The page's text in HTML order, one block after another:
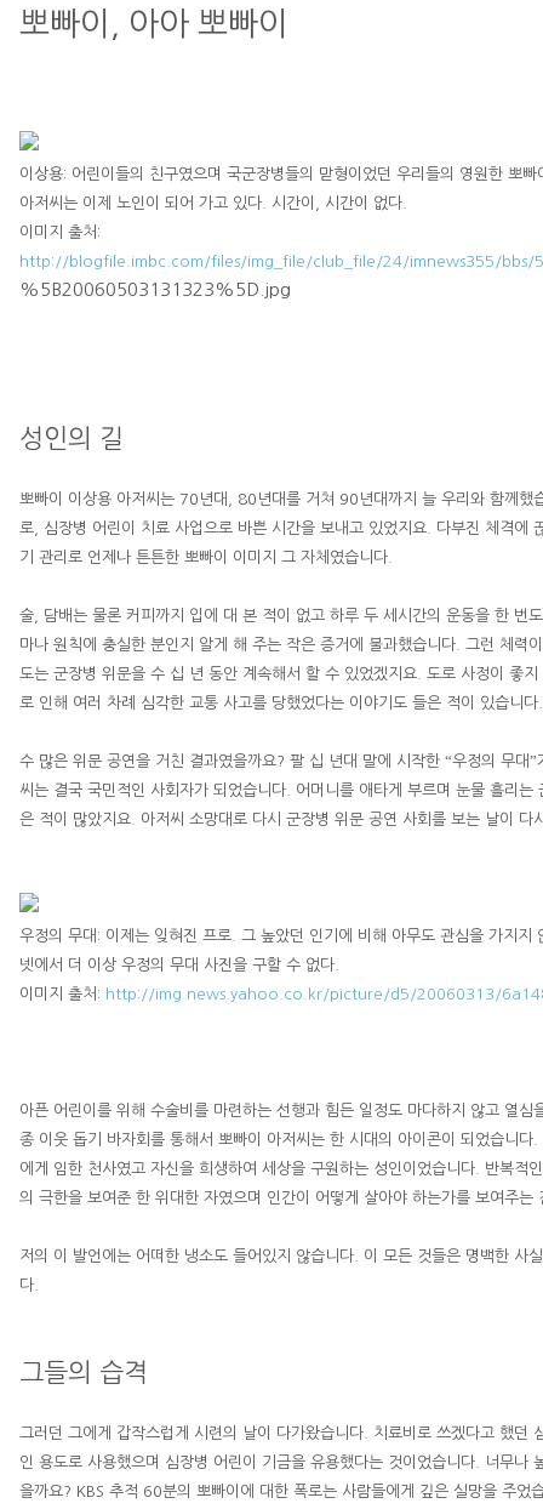
뽀빠이 아아 뽀빠이
이상용: 어린이들의 친구였으며 국군장병들의 맏형이었던 우리들의 영원한 뽀빠
아저씨는 이제 노인이 되어 가고 있다
시간이 시간이 없다
이미지 출처 :
http://blogfile.imbc.com/files/img_file/club_file/24/imnews355/bbs/
%5B20060503131323%5D.jpg
성인의 길
뽀빠이 이상용 아저씨는 70 년대 , 80 년대를 거쳐 90 년대까지 늘 우리와 함께했
로
심장병 어린이 치료 사업으로 바쁜 시간을 보내고 있었지요
다부진 체격에
기 관리로 언제나 튼튼한 뽀빠이 이미지 그 자체였습니다
술
담배는 물론 커피까지 입에 대 본 적이 없고 하루 두 세시간의 운동을 한 번
마나 원칙에 충실한 분인지 알게 해 주는 작은 증거에 불과했습니다
그런 체력
도는 군장병 위문을 수 십 년 동안 계속해서 할 수 있었겠지요
도로 사정이 좋
로 인해 여러 차례 심각한 교통 사고를 당했었다는 이야기도 들은 적이 있습니다
수 많은 위문 공연을 거친 결과였을까요? 팔 십 년대 말에 시작한 “우정의 무대”
씨는 결국 국민적인 사회자가 되었습니다
어머니를 애타게 부르며 눈물 흘리는
은 적이 많았지요
아저씨 소망대로 다시 군장병 위문 공연 사회를 보는 날이 다
우정의 무대 : 이제는 잊혀진 프로
그 높았던 인기에 비해 아무도 관심을 가지지
넷에서 더 이상 우정의 무대 사진을 구할 수 없다
이미지 출처 : http://img.news.yahoo.co.kr/picture/d5/20060313/
아픈 어린이를 위해 수술비를 마련하는 선행과 힘든 일정도 마다하지 않고 열심
종 이웃 돕기 바자회를 통해서 뽀빠이 아저씨는 한 시대의 아이콘이 되었습니다
에게 임한 천사였고 자신을 희생하여 세상을 구원하는 성인이었습니다
반복적
의 극한을 보여준 한 위대한 자였으며 인간이 어떻게 살아야 하는가를 보여주는
저의 이 발언에는 어떠한 냉소도 들어있지 않습니다
이 모든 것들은 명백한 사
다
그들의 습격
그러던 그에게 갑작스럽게 시련의 날이 다가왔습니다
치료비로 쓰겠다고 했던
인 용도로 사용했으며 심장병 어린이 기금을 유용했다는 것이었습니다
너무나
을까요? KBS 추적 60분의 뽀빠이에 대한 폭로는 사람들에게 깊은 실망을 주었